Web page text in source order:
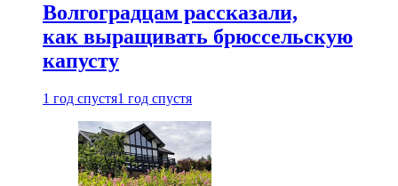
Волгоградцам рассказали,
как выращивать брюссельскую
капусту
1 год спустя1 год спустя